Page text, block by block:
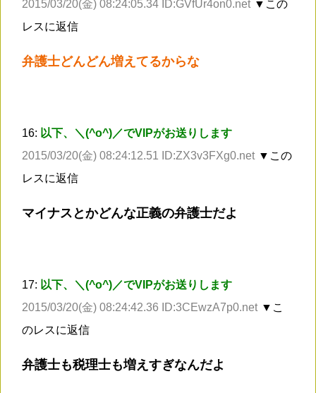
2015/03/20(金) 08:24:05.34 ID:GVfUr4on0.net ▼この
レスに返信
弁護士どんどん増えてるからな
16: 以下、＼(^o^)／でVIPがお送りします
2015/03/20(金) 08:24:12.51 ID:ZX3v3FXg0.net ▼この
レスに返信
マイナスとかどんな正義の弁護士だよ
17: 以下、＼(^o^)／でVIPがお送りします
2015/03/20(金) 08:24:42.36 ID:3CEwzA7p0.net ▼こ
のレスに返信
弁護士も税理士も増えすぎなんだよ